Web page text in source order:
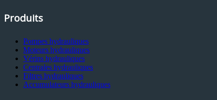
Produits
Pompes hydrauliques
Moteurs hydrauliques
Vérins hydrauliques
Centrales hydrauliques
Filtres hydrauliques
Accumulateurs hydrauliques